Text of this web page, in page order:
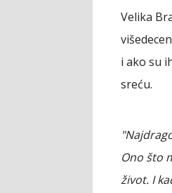
Velika
i ako su
sreću.
Ono što
život. I